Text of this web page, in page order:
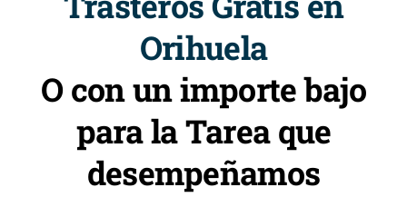
Orihuela
O con un importe bajo
para la Tarea que
desempeñamos